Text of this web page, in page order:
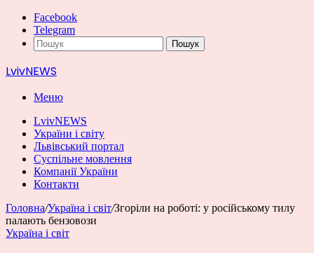
Facebook
Telegram
Пошук
LvivNEWS
Меню
LvivNEWS
України і світу
Львівський портал
Суспільне мовлення
Компанії України
Контакти
Головна/Україна і світ/Згоріли на роботі: у російському тилу
палають бензовози
Україна і світ